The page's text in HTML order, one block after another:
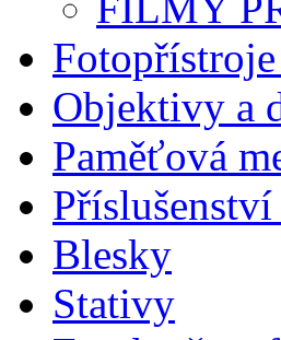
Objektivy a
Paměťová
Blesky
Stativy